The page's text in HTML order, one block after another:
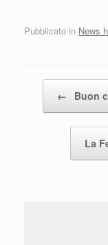
Pubblicato in News
← Buon
La